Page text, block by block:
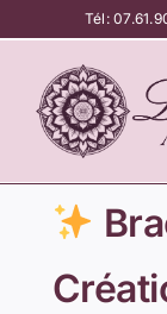
au
contenu
Tél: